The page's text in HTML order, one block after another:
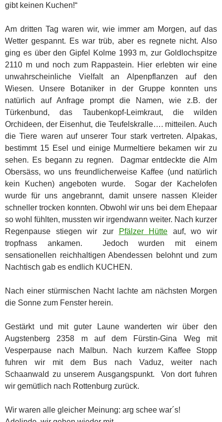
gibt keinen Kuchen!“
Am dritten Tag waren wir, wie immer am Morgen, auf das
Wetter gespannt. Es war trüb, aber es regnete nicht. Also
ging es über den Gipfel Kolme 1993 m, zur Goldlochspitze
2110 m und noch zum Rappastein. Hier erlebten wir eine
unwahrscheinliche Vielfalt an Alpenpflanzen auf den
Wiesen. Unsere Botaniker in der Gruppe konnten uns
natürlich auf Anfrage prompt die Namen, wie z.B. der
Türkenbund, das Taubenkopf-Leimkraut, die wilden
Orchideen, der Eisenhut, die Teufelskralle…. mitteilen. Auch
die Tiere waren auf unserer Tour stark vertreten. Alpakas,
bestimmt 15 Esel und einige Murmeltiere bekamen wir zu
sehen. Es begann zu regnen. Dagmar entdeckte die Alm
Obersäss, wo uns freundlicherweise Kaffee (und natürlich
kein Kuchen) angeboten wurde. Sogar der Kachelofen
wurde für uns angebrannt, damit unsere nassen Kleider
schneller trocken konnten. Obwohl wir uns bei dem Ehepaar
so wohl fühlten, mussten wir irgendwann weiter. Nach kurzer
Regenpause stiegen wir zur
Pfälzer Hütte auf, wo wir
tropfnass ankamen. Jedoch wurden mit einem
sensationellen reichhaltigen Abendessen belohnt und zum
Nachtisch gab es endlich KUCHEN.
Nach einer stürmischen Nacht lachte am nächsten Morgen
die Sonne zum Fenster herein.
Gestärkt und mit guter Laune wanderten wir über den
Augstenberg 2358 m auf dem Fürstin-Gina Weg mit
Vesperpause nach Malbun. Nach kurzem Kaffee Stopp
fuhren wir mit dem Bus nach Vaduz, weiter nach
Schaanwald zu unserem Ausgangspunkt. Von dort fuhren
wir gemütlich nach Rottenburg zurück.
Wir waren alle gleicher Meinung: arg schee war´s!